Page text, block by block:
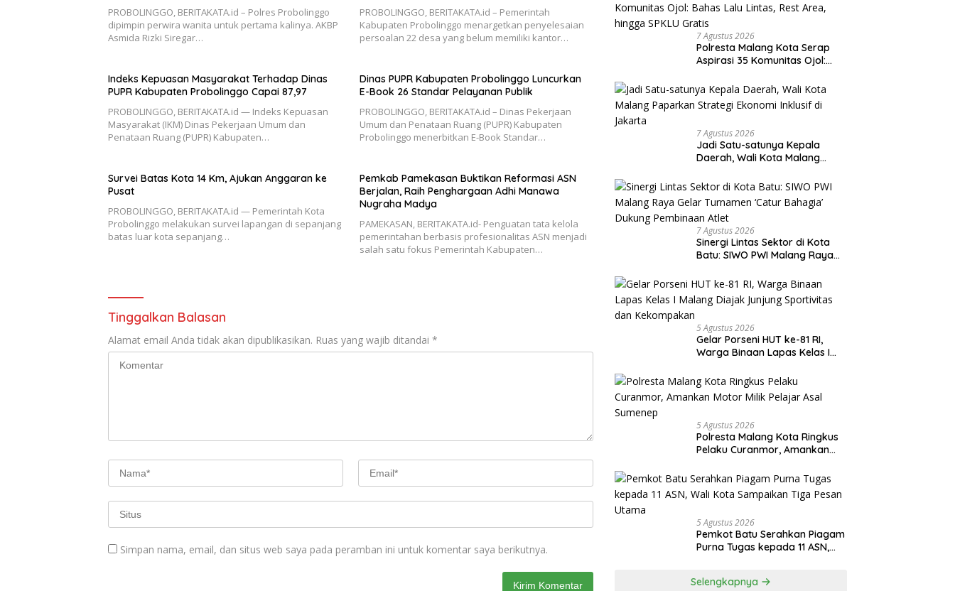
PROBOLINGGO, BERITAKATA.id – Polres Probolinggo
dipimpin perwira wanita untuk pertama kalinya. AKBP
Asmida Rizki Siregar…
PROBOLINGGO, BERITAKATA.id – Pemerintah
Kabupaten Probolinggo menargetkan penyelesaian
persoalan 22 desa yang belum memiliki kantor…
Indeks Kepuasan Masyarakat Terhadap Dinas
PUPR Kabupaten Probolinggo Capai 87,97
PROBOLINGGO, BERITAKATA.id — Indeks Kepuasan
Masyarakat (IKM) Dinas Pekerjaan Umum dan
Penataan Ruang (PUPR) Kabupaten…
Dinas PUPR Kabupaten Probolinggo Luncurkan
E-Book 26 Standar Pelayanan Publik
PROBOLINGGO, BERITAKATA.id – Dinas Pekerjaan
Umum dan Penataan Ruang (PUPR) Kabupaten
Probolinggo menerbitkan E-Book Standar…
Survei Batas Kota 14 Km, Ajukan Anggaran ke
Pusat
PROBOLINGGO, BERITAKATA.id — Pemerintah Kota
Probolinggo melakukan survei lapangan di sepanjang
batas luar kota sepanjang…
Pemkab Pamekasan Buktikan Reformasi ASN
Berjalan, Raih Penghargaan Adhi Manawa
Nugraha Madya
PAMEKASAN, BERITAKATA.id- Penguatan tata kelola
pemerintahan berbasis profesionalitas ASN menjadi
salah satu fokus Pemerintah Kabupaten…
Tinggalkan Balasan
Alamat email Anda tidak akan dipublikasikan. Ruas yang wajib ditandai *
Simpan nama, email, dan situs web saya pada peramban ini untuk komentar saya berikutnya.
7 Agustus 2026
Polresta Malang Kota Serap
Aspirasi 35 Komunitas Ojol:
hingga SPKLU Gratis
7 Agustus 2026
Jadi Satu-satunya Kepala
Daerah, Wali Kota Malang
Inklusif di Jakarta
7 Agustus 2026
Sinergi Lintas Sektor di Kota
Batu: SIWO PWI Malang Raya
Bahagia’ Dukung Pembinaan
Atlet
5 Agustus 2026
Gelar Porseni HUT ke-81 RI,
Warga Binaan Lapas Kelas I
Sportivitas dan Kekompakan
5 Agustus 2026
Polresta Malang Kota Ringkus
Pelaku Curanmor, Amankan
Sumenep
5 Agustus 2026
Pemkot Batu Serahkan Piagam
Purna Tugas kepada 11 ASN,
Selengkapnya